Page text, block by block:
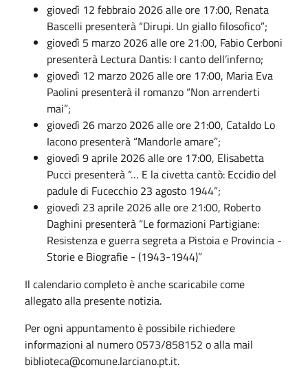
giovedì 12 febbraio 2026 alle ore 17:00, Renata
Bascelli presenterà “Dirupi. Un giallo filosofico”;
giovedì 5 marzo 2026 alle ore 21:00, Fabio Cerboni
presenterà Lectura Dantis: I canto dell’inferno;
giovedì 12 marzo 2026 alle ore 17:00, Maria Eva
Paolini presenterà il romanzo “Non arrenderti
mai”;
giovedì 26 marzo 2026 alle ore 21:00, Cataldo Lo
Iacono presenterà “Mandorle amare”;
giovedì 9 aprile 2026 alle ore 17:00, Elisabetta
Pucci presenterà “… E la civetta cantò: Eccidio del
padule di Fucecchio 23 agosto 1944”;
giovedì 23 aprile 2026 alle ore 21:00, Roberto
Daghini presenterà “Le formazioni Partigiane:
Resistenza e guerra segreta a Pistoia e Provincia -
Storie e Biografie - (1943-1944)”
Il calendario completo è anche scaricabile come
allegato alla presente notizia.
Per ogni appuntamento è possibile richiedere
informazioni al numero 0573/858152 o alla mail
biblioteca@comune.larciano.pt.it.